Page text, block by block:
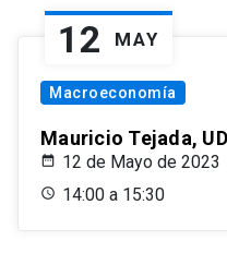
12 MAY
Macroeconomía
Mauricio Tejada,
12 de Mayo de 2023
14:00 a 15:30